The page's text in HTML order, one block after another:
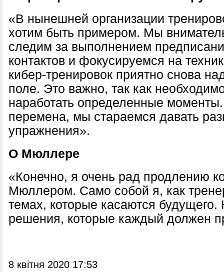
«В нынешней организации
хотим быть примером. Мы
следим за выполнением
контактов и фокусируемся на
кибер-тренировок приятно снова
поле. Это важно, так как
наработать определенные
перемена, мы стараемся давать
упражнения».
О Мюллере
«Конечно, я очень рад продлению
Мюллером. Само собой я, как
темах, которые касаются будущего.
решения, которые каждый должен
8 квітня 2020 17:53